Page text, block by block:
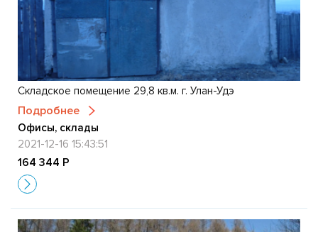
Складское помещение 29,8 кв.м. г. Улан-Удэ
Подробнее
Офисы, склады
2021-12-16 15:43:51
164 344 Р